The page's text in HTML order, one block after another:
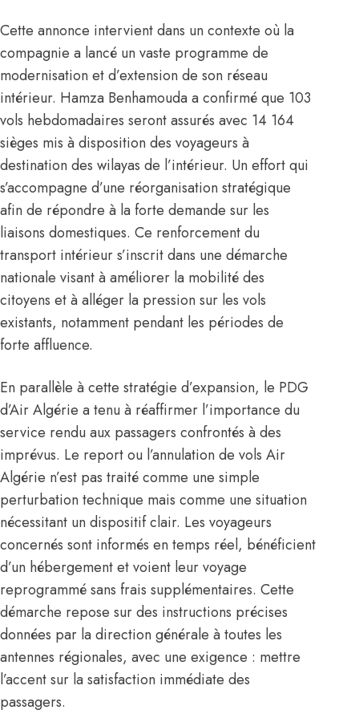
Cette annonce intervient dans un contexte où la
compagnie a lancé un vaste programme de
modernisation et d’extension de son réseau
intérieur. Hamza Benhamouda a confirmé que 103
vols hebdomadaires seront assurés avec 14 164
sièges mis à disposition des voyageurs à
destination des wilayas de l’intérieur. Un effort qui
s’accompagne d’une réorganisation stratégique
afin de répondre à la forte demande sur les
liaisons domestiques. Ce renforcement du
transport intérieur s’inscrit dans une démarche
nationale visant à améliorer la mobilité des
citoyens et à alléger la pression sur les vols
existants, notamment pendant les périodes de
forte affluence.
En parallèle à cette stratégie d’expansion, le PDG
d’AirAlgérie a tenu à réaffirmer l’importance du
service rendu aux passagers confrontés à des
imprévus. Le report ou l’annulation de vols Air
Algérie n’est pas traité comme une simple
perturbation technique mais comme une situation
nécessitant un dispositif clair. Les voyageurs
concernés sont informés en temps réel, bénéficient
d’un hébergement et voient leur voyage
reprogrammé sans frais supplémentaires. Cette
démarche repose sur des instructions précises
données par la direction générale à toutes les
antennes régionales, avec une exigence : mettre
l’accent sur la satisfaction immédiate des
passagers.